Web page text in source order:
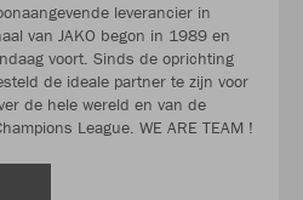
leverancier in
van JAKO begon in 1989 en
voort. Sinds de oprichting
de ideale partner te zijn voor
de hele wereld en van de
League. WE ARE TEAM !